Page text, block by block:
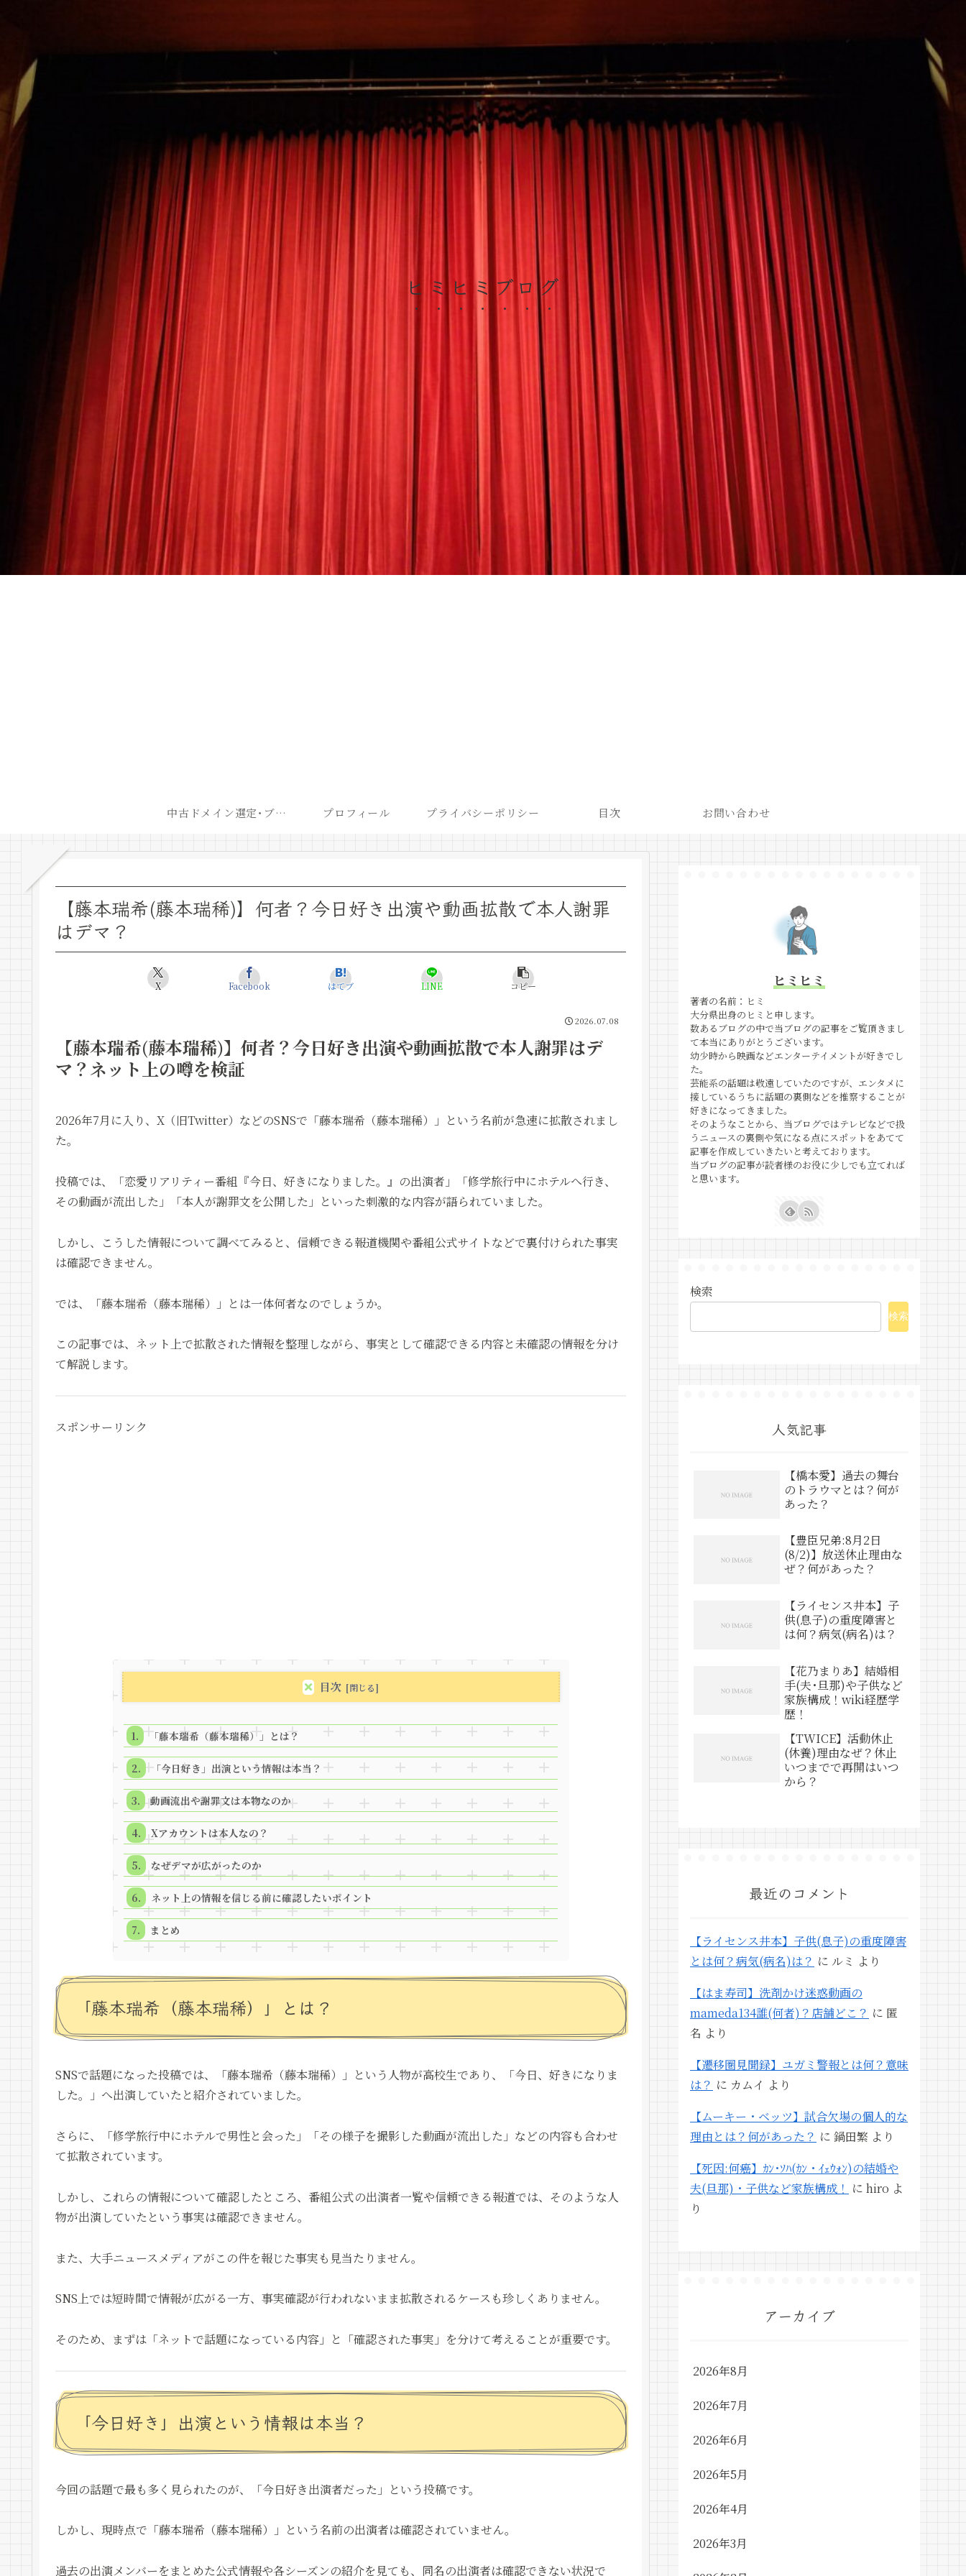
ヒミヒミブログ
中古ドメイン選定･ブログ開設後最短での収益化戦略 プロフィール プライバシーポリシー 目次 お問い合わせ
【藤本瑞希(藤本瑞稀)】何者？今日好き出演や動画拡散で本人謝罪
はデマ？
X Facebook はてブ LINE コピー
2026.07.08
【藤本瑞希(藤本瑞稀)】何者？今日好き出演や動画拡散で本人謝罪はデ
マ？ネット上の噂を検証
2026年7月に入り、X（旧Twitter）などのSNSで「藤本瑞希（藤本瑞稀）」という名前が急速に拡散されまし
た。
投稿では、「恋愛リアリティー番組『今日、好きになりました。』の出演者」「修学旅行中にホテルへ行き、
その動画が流出した」「本人が謝罪文を公開した」といった刺激的な内容が語られていました。
しかし、こうした情報について調べてみると、信頼できる報道機関や番組公式サイトなどで裏付けられた事実
は確認できません。
では、「藤本瑞希（藤本瑞稀）」とは一体何者なのでしょうか。
この記事では、ネット上で拡散された情報を整理しながら、事実として確認できる内容と未確認の情報を分け
て解説します。
スポンサーリンク
目次
「藤本瑞希（藤本瑞稀）」とは？
「今日好き」出演という情報は本当？
動画流出や謝罪文は本物なのか
Xアカウントは本人なの？
なぜデマが広がったのか
ネット上の情報を信じる前に確認したいポイント
まとめ
「藤本瑞希（藤本瑞稀）」とは？
SNSで話題になった投稿では、「藤本瑞希（藤本瑞稀）」という人物が高校生であり、「今日、好きになりま
した。」へ出演していたと紹介されていました。
さらに、「修学旅行中にホテルで男性と会った」「その様子を撮影した動画が流出した」などの内容も合わせ
て拡散されています。
しかし、これらの情報について確認したところ、番組公式の出演者一覧や信頼できる報道では、そのような人
物が出演していたという事実は確認できません。
また、大手ニュースメディアがこの件を報じた事実も見当たりません。
SNS上では短時間で情報が広がる一方、事実確認が行われないまま拡散されるケースも珍しくありません。
そのため、まずは「ネットで話題になっている内容」と「確認された事実」を分けて考えることが重要です。
「今日好き」出演という情報は本当？
今回の話題で最も多く見られたのが、「今日好き出演者だった」という投稿です。
しかし、現時点で「藤本瑞希（藤本瑞稀）」という名前の出演者は確認されていません。
過去の出演メンバーをまとめた公式情報や各シーズンの紹介を見ても、同名の出演者は確認できない状況で
ヒミヒミ
著者の名前：ヒミ
大分県出身のヒミと申します。
数あるブログの中で当ブログの記事をご覧頂きまし
て本当にありがとうございます。
幼少時から映画などエンターテイメントが好きでし
た。
芸能系の話題は敬遠していたのですが、エンタメに
接しているうちに話題の裏側などを推察することが
好きになってきました。
そのようなことから、当ブログではテレビなどで扱
うニュースの裏側や気になる点にスポットをあてて
記事を作成していきたいと考えております。
当ブログの記事が読者様のお役に少しでも立てれば
と思います。
検索
検索
人気記事
【橋本愛】過去の舞台
のトラウマとは？何が
あった？
【豊臣兄弟:8月2日
(8/2)】放送休止理由な
ぜ？何があった？
【ライセンス井本】子
供(息子)の重度障害と
は何？病気(病名)は？
【花乃まりあ】結婚相
手(夫･旦那)や子供など
家族構成！wiki経歴学
歴！
【TWICE】活動休止
(休養)理由なぜ？休止
いつまでで再開はいつ
から？
最近のコメント
【ライセンス井本】子供(息子)の重度障害
とは何？病気(病名)は？ に ルミ より
【はま寿司】洗剤かけ迷惑動画の
mameda134誰(何者)？店舗どこ？ に 匿
名 より
【遷移圏見聞録】ユガミ警報とは何？意味
は？ に カムイ より
【ムーキー・ベッツ】試合欠場の個人的な
理由とは？何があった？ に 鍋田繁 より
【死因:何癌】ｶﾝ･ｿﾊ(ｶﾝ・ｲｪｳｫﾝ)の結婚や
夫(旦那)・子供など家族構成！ に hiro よ
り
アーカイブ
2026年8月
2026年7月
2026年6月
2026年5月
2026年4月
2026年3月